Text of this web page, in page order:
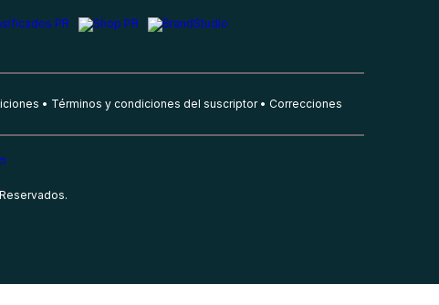
Términos y condiciones del suscriptor Correcciones